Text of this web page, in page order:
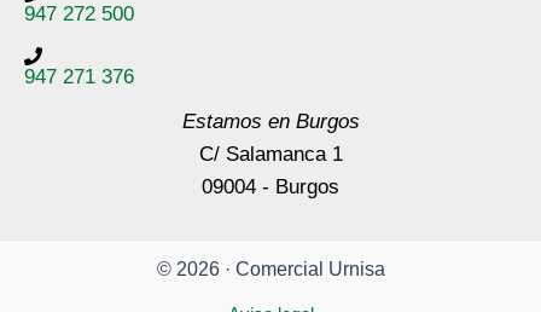
947 272 500
947 271 376
Estamos en Burgos
C/ Salamanca 1
09004 - Burgos
© 2026 · Comercial Urnisa